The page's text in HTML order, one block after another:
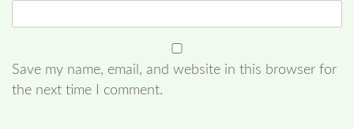
Save my name, email, and website in this browser for
the next time I comment.